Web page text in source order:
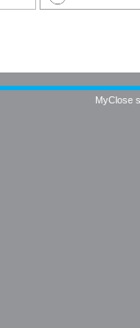
MyClose